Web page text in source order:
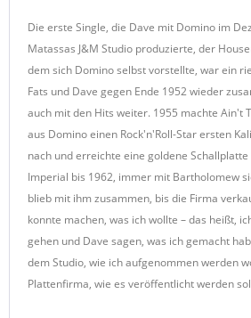
Die erste Single, die Dave mit Domino im
Matassas J&M Studio produzierte, der
dem sich Domino selbst vorstellte, war ein
Fats und Dave gegen Ende 1952 wieder
auch mit den Hits weiter. 1955 machte Ain't
aus Domino einen Rock'n'Roll-Star ersten
nach und erreichte eine goldene
Imperial bis 1962, immer mit Bartholomew
blieb mit ihm zusammen, bis die Firma
konnte machen, was ich wollte – das heißt,
gehen und Dave sagen, was ich gemacht
dem Studio, wie ich aufgenommen werden
Plattenfirma, wie es veröffentlicht werden